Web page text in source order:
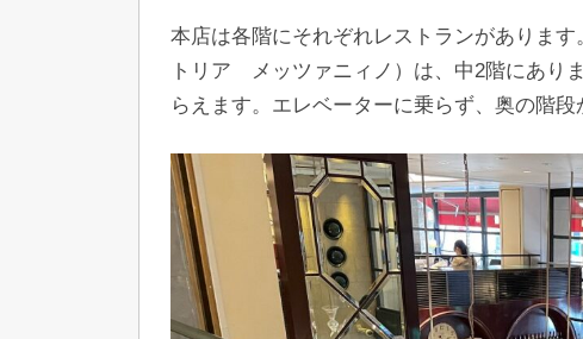
本店は各階にそれぞれレストランがありま
トリア メッツァニィノ）は、中2階にあり
らえます。エレベーターに乗らず、奥の階段